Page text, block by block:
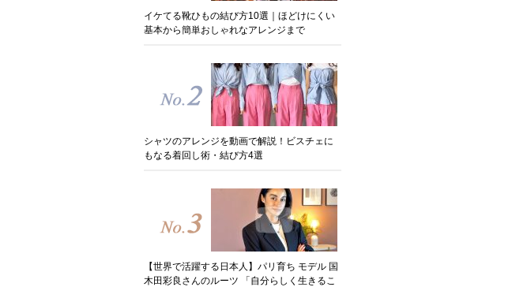
イケてる靴ひもの結び方10選｜ほどけにくい
基本から簡単おしゃれなアレンジまで
シャツのアレンジを動画で解説！ビスチェに
もなる着回し術・結び方4選
【世界で活躍する日本人】パリ育ち モデル 国
木田彩良さんのルーツ 「自分らしく生きるこ